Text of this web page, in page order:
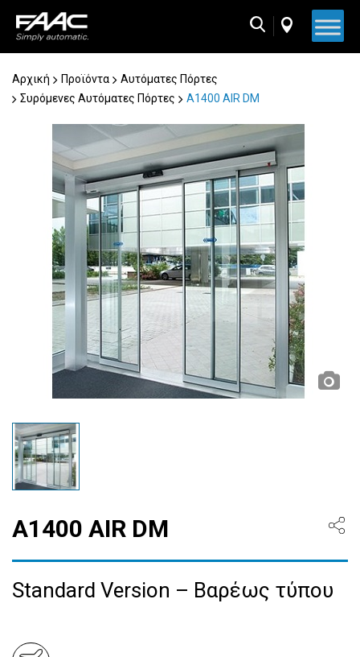
content
Αρχική Προϊόντα
Αυτόματες Πόρτες
Συρόμενες Αυτόματες Πόρτες
Α1400 AIR DM
Α1400 AIR DM
Standard Version – Βαρέως τύπου